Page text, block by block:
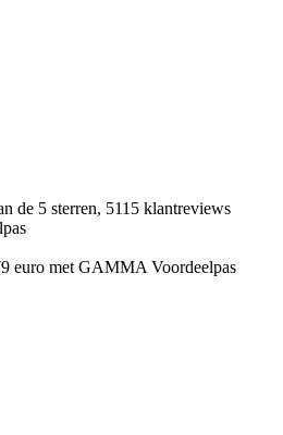
de 5 sterren, 5115 klantreviews
euro met GAMMA Voordeelpas